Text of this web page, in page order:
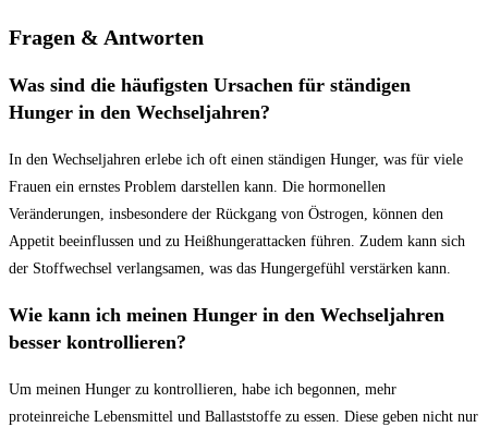
Fragen & Antworten
Was sind die häufigsten ​Ursachen ‍für ständigen
Hunger ​in den Wechseljahren?
In⁢ den Wechseljahren erlebe ich‍ oft‌ einen ständigen ⁤Hunger, ⁣was für​ viele
Frauen ein ernstes Problem darstellen ‍kann. Die ‍hormonellen
Veränderungen, insbesondere der Rückgang​ von Östrogen, können den
Appetit beeinflussen und zu‍ Heißhungerattacken führen. Zudem ⁣kann sich
der Stoffwechsel verlangsamen, was das ‍Hungergefühl verstärken kann.
Wie⁢ kann ich meinen Hunger in den Wechseljahren
besser kontrollieren?
Um ⁢meinen⁢ Hunger zu kontrollieren, habe ich begonnen, mehr
⁤proteinreiche‌ Lebensmittel und Ballaststoffe​ zu essen. Diese geben‍ nicht⁣ nur